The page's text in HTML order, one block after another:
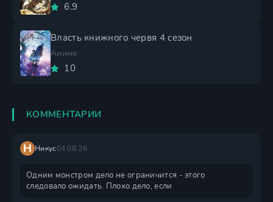
6.9
Власть книжного червя 4 сезон
Аниме
10
КОММЕНТАРИИ
Н Никус04.08.26
Одним монстром дело не ограничится - этого
следовало ожидать. Плохо дело, если